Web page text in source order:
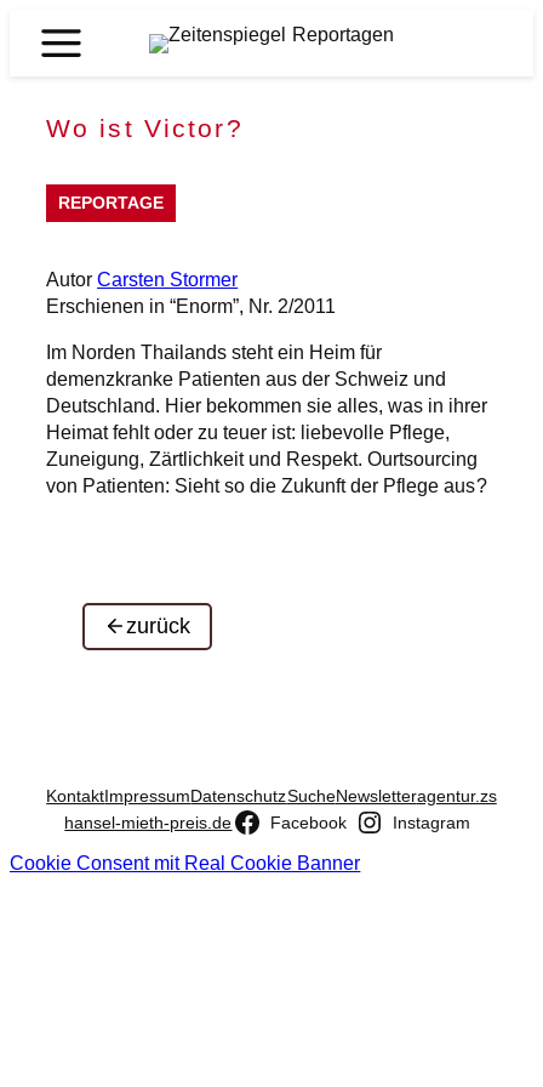
Inhalt
Zeitenspiegel
Wo ist Victor?
REPORTAGE
AutorCarsten Stormer
Erschienen in “Enorm”, Nr. 2/2011
Im Norden Thailands steht ein Heim für
demenzkranke Patienten aus der Schweiz und
Deutschland. Hier bekommen sie alles, was in ihrer
Heimat fehlt oder zu teuer ist: liebevolle Pflege,
Zuneigung, Zärtlichkeit und Respekt. Ourtsourcing
von Patienten: Sieht so die Zukunft der Pflege aus?
zurück
KontaktImpressumDatenschutzSucheNewsletteragentur.zs
hansel-mieth-preis.de
Facebook Instagram
Cookie Consent mit Real Cookie Banner